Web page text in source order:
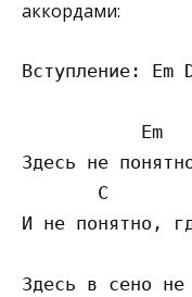
аккордами:
Вступление:
Em
Здесь не
C
И не понятно,
Здесь в сено не